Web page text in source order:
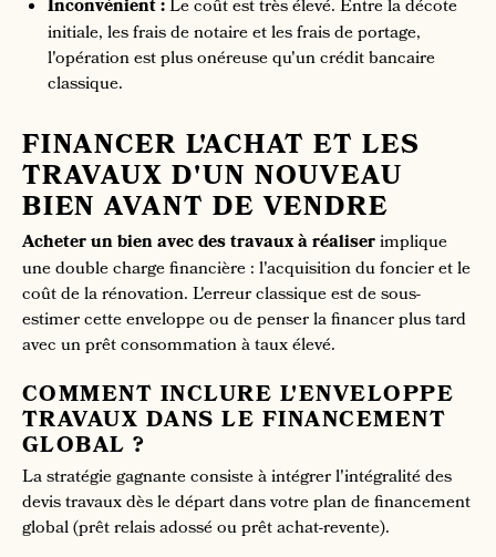
Inconvénient :Le coût est très élevé. Entre la décote
initiale, les frais de notaire et les frais de portage,
l'opération est plus onéreuse qu'un crédit bancaire
classique.
FINANCER L'ACHAT ET LES
TRAVAUX D'UN NOUVEAU
BIEN AVANT DE VENDRE
Acheter un bien avec des travaux à réaliserimplique
une double charge financière : l'acquisition du foncier et le
coût de la rénovation. L'erreur classique est de sous-
estimer cette enveloppe ou de penser la financer plus tard
avec un prêt consommation à taux élevé.
COMMENT INCLURE L'ENVELOPPE
TRAVAUX DANS LE FINANCEMENT
GLOBAL ?
La stratégie gagnante consiste à intégrer l'intégralité des
devis travaux dès le départ dans votre plan de financement
global (prêt relais adossé ou prêt achat-revente).